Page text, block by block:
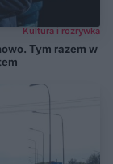
Kultura i rozrywka
Tym razem w